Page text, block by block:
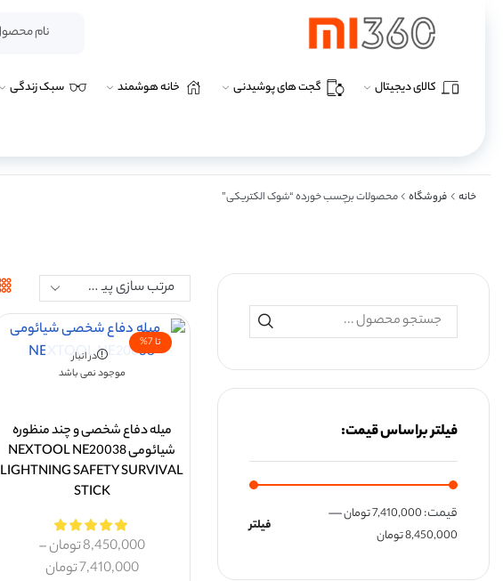
کالای دیجیتال گجت های پوشیدنی خانه هوشمند سبک زندگی
خانه فروشگاه محصولات برچسب خورده “شوک الکتریکی”
تا 7%
در انبار
موجود نمی باشد
میله دفاع شخصی و چند منظوره
شیائومی NEXTOOL NE20038
LIGHTNING SAFETY SURVIVAL
STICK
8,450,000تومان–
7,410,000تومان
فیلتر براساس قیمت:
فیلتر
قيمت:7,410,000 تومان —
8,450,000 تومان